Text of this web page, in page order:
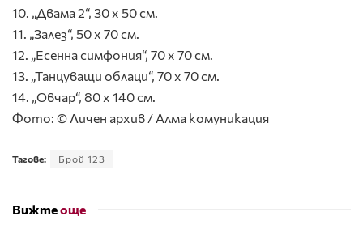
10. „Двама 2“, 30 х 50 см.
11. „Залез“, 50 х 70 см.
12. „Есенна симфония“, 70 х 70 см.
13. „Танцуващи облаци“, 70 х 70 см.
14. „Овчар“, 80 х 140 см.
Фото: © Личен архив / Алма комуникация
Тагове: Брой 123
Вижтеоще